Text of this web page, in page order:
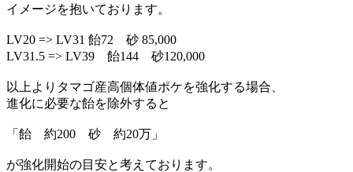
イメージを抱いております。
LV20 => LV31 飴72 砂 85,000
LV31.5 => LV39 飴144 砂120,000
以上よりタマゴ産高個体値ポケを強化する場合、
進化に必要な飴を除外すると
「飴 約200 砂 約20万」
が強化開始の目安と考えております。